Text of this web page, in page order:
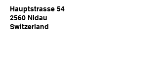
Hauptstrasse 54
2560 Nidau
Switzerland